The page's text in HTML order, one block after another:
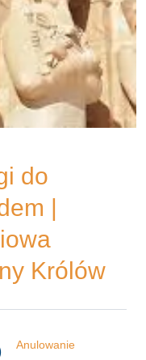
do
|
Królów
Anulowanie